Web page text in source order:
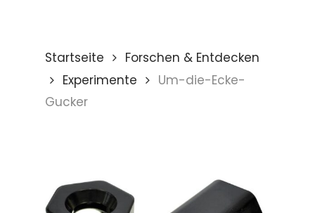
Startseite
Forschen & Entdecken
Experimente
Um-die-Ecke-
Gucker